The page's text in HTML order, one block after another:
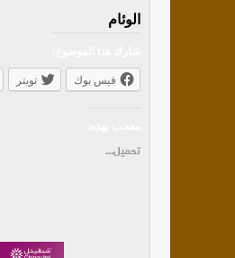
الوئام
فيس بوك تويتر
تحميل...